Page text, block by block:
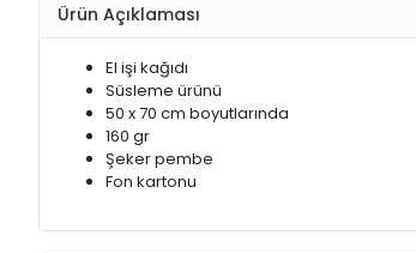
Ürün Açıklaması
El işi kağıdı
Süsleme ürünü
50 x 70 cm boyutlarında
160 gr
Şeker pembe
Fon kartonu